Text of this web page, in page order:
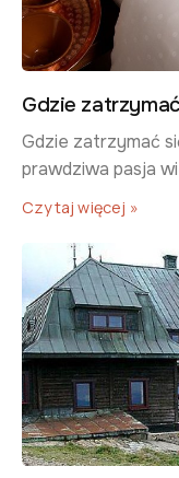
Gdzie
​Gdzie zatrzymać
prawdziwa pasja
Czytaj więcej »